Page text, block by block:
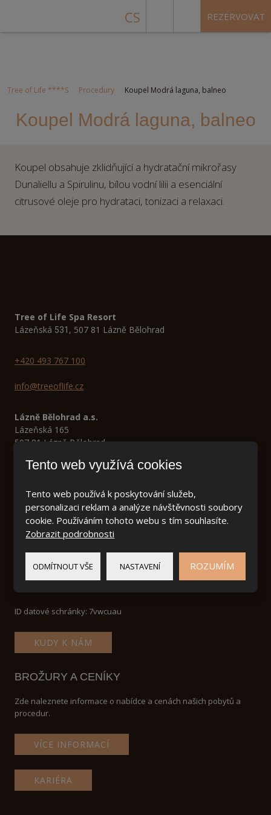
CS REZERVOVAT
Tree of Life ****S Procedury Koupel Modrá laguna, balneo
Koupel Modrá laguna, balneo
Koupel obsahuje zklidňující a hydratační mikrořasy
Dunaliellu a Spirulinu, bílou vodní lilii a esenciální
citrusové oleje pro hydrataci, tonizaci a relaxaci.
Tree of Life Spa Resort
Lázeňská 531 , 507 81 Lázně Bělohrad
+420 493 767 100
info@treeoflife.cz
Lázně Bělohrad a.s.
Lázeňská 165
507 81 Lázně Bělohrad
46504834
Zapsaná v obchodním rejstříku vedeném Krajským soudem v
ID datové schránky: 7vwcuau
KUDY K NÁM
BROŽURY A CENÍKY
Zde naleznete informace o nabídce a cenách našich pobytů a
procedur.
VÍCE INFORMACÍ
KARIÉRA
Tento web využívá cookies
Tento web používá k poskytování služeb,
personalizaci reklam a analýze návštěvnosti soubory
cookie. Používáním tohoto webu s tím souhlasíte.
Zobrazit podrobnosti
ODMÍTNOUT VŠE NASTAVENÍ ROZUMÍM